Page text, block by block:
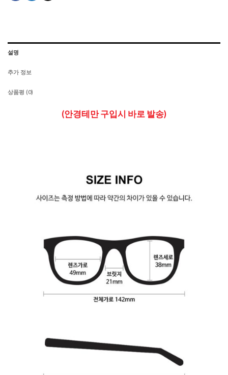
설명
추가 정보
상품평 (0)
(안경테만 구입시 바로 발송)